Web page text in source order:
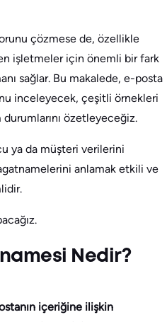
çözmese de, özellikle
işletmeler için önemli bir fark
sağlar. Bu makalede, e-posta
inceleyecek, çeşitli örnekleri
özetleyeceğiz.
ya da müşteri verilerini
anlamak etkili ve
Nedir?
içeriğine ilişkin